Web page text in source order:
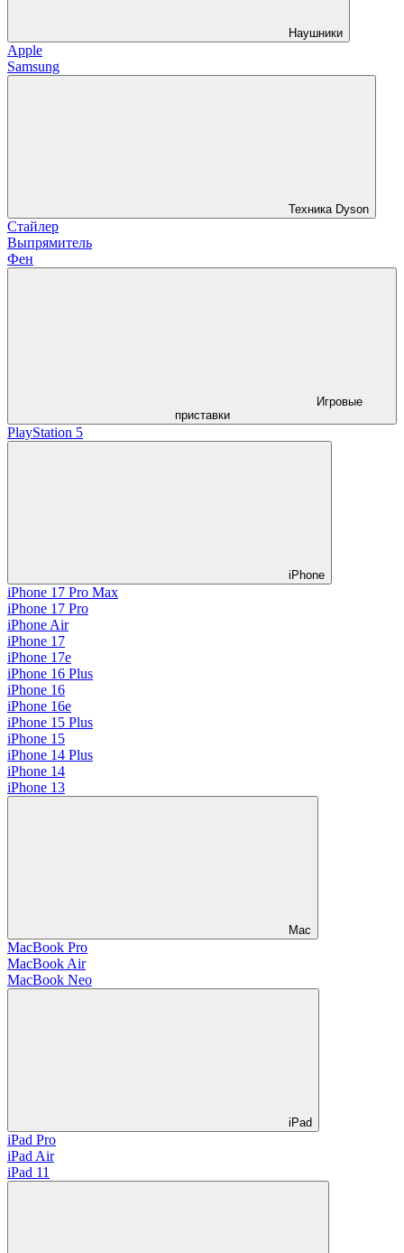
Наушники
Apple
Samsung
Техника Dyson
Стайлер
Выпрямитель
Фен
Игровые
приставки
PlayStation 5
iPhone
iPhone 17 Pro Max
iPhone 17 Pro
iPhone Air
iPhone 17
iPhone 17e
iPhone 16 Plus
iPhone 16
iPhone 16e
iPhone 15 Plus
iPhone 15
iPhone 14 Plus
iPhone 14
iPhone 13
Mac
MacBook Pro
MacBook Air
MacBook Neo
iPad
iPad Pro
iPad Air
iPad 11